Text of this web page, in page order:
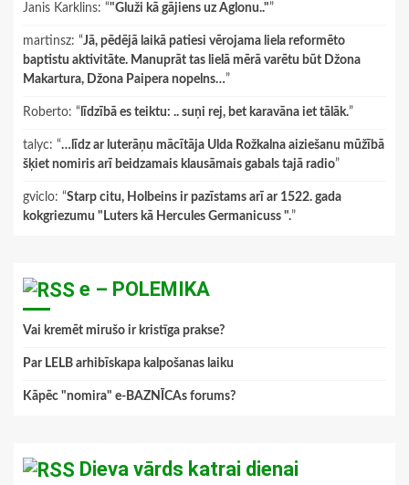
Janis Karklins: “"Gluži kā gājiens uz Aglonu.."”
martinsz: “Jā, pēdējā laikā patiesi vērojama liela reformēto
baptistu aktivitāte. Manuprāt tas lielā mērā varētu būt Džona
Makartura, Džona Paipera nopelns…”
Roberto: “ līdzībā es teiktu: .. suņi rej, bet karavāna iet tālāk.”
talyc: “…līdz ar luterāņu mācītāja Ulda Rožkalna aiziešanu mūžībā
šķiet nomiris arī beidzamais klausāmais gabals tajā radio”
gviclo: “Starp citu, Holbeins ir pazīstams arī ar 1522. gada
kokgriezumu "Luters kā Hercules Germanicuss ".”
e – POLEMIKA
Vai kremēt mirušo ir kristīga prakse?
Par LELB arhibīskapa kalpošanas laiku
Kāpēc "nomira" e-BAZNĪCAs forums?
Dieva vārds katrai dienai